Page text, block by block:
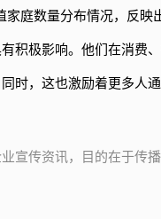
家庭数量分布情况，反
积极影响。他们在消费
时，这也激励着更多人
宣传资讯，目的在于传